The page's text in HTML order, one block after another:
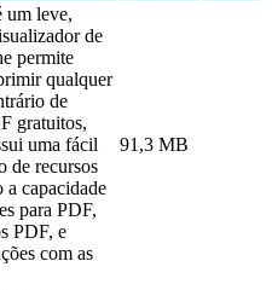
leve,
de
permite
qualquer
de
gratuitos,
uma fácil
de recursos
a capacidade
para PDF,
PDF, e
com as
91,3 MB